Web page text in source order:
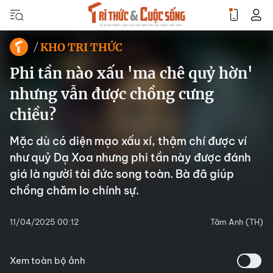
KHO TRI THỨC
Phi tần nào xấu 'ma chê quỷ hờn'
nhưng vẫn được chồng cưng
chiều?
Mặc dù có diện mạo xấu xí, thậm chí được ví
như quỷ Dạ Xoa nhưng phi tần này được đánh
giá là người tài đức song toàn. Bà đã giúp
chồng chăm lo chính sự.
11/04/2025 00:12 Tâm Anh (TH)
Xem toàn bộ ảnh